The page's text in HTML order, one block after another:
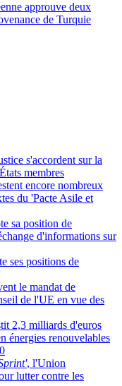
approuve deux
de Turquie
s'accordent sur la
membres
encore nombreux
du 'Pacte Asile et
sa position de
d'informations sur
ses positions de
le mandat de
de l'UE en vue des
2,3 milliards d'euros
énergies renouvelables
, l'Union
lutter contre les